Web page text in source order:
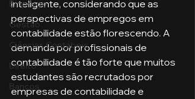
Emprego
Gestão
Ciências Contábeis
Direito
Bancos
inteligente, considerando que as
perspectivas de empregos em
contabilidade estão florescendo. A
demanda por profissionais de
contabilidade é tão forte que muitos
estudantes são recrutados por
empresas de contabilidade e